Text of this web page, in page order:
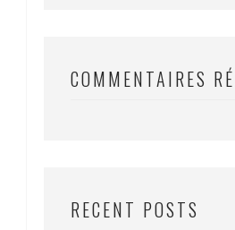
COMMENTAIRES
RECENT POSTS